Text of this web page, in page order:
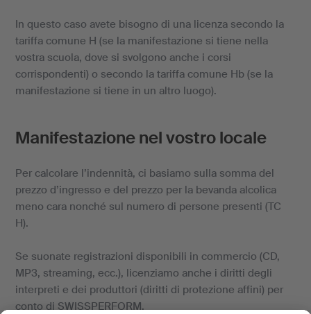
In questo caso avete bisogno di una licenza secondo la
tariffa comune H (se la manifestazione si tiene nella
vostra scuola, dove si svolgono anche i corsi
corrispondenti) o secondo la tariffa comune Hb (se la
manifestazione si tiene in un altro luogo).
Manifestazione nel vostro locale
Per calcolare l’indennità, ci basiamo sulla somma del
prezzo d’ingresso e del prezzo per la bevanda alcolica
meno cara nonché sul numero di persone presenti (TC
H).
Se suonate registrazioni disponibili in commercio (CD,
MP3, streaming, ecc.), licenziamo anche i diritti degli
interpreti e dei produttori (diritti di protezione affini) per
conto di SWISSPERFORM.